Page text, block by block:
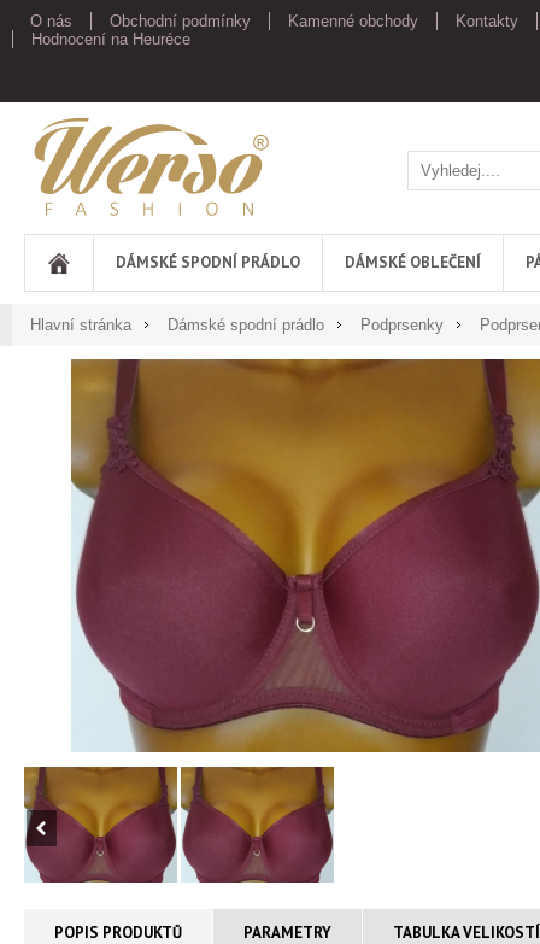
O nás Obchodní podmínky Kamenné obchody
Kontakty
Hodnocení na Heuréce
Werso
DÁMSKÉ SPODNÍ PRÁDLO DÁMSKÉ OBLEČENÍ
Hlavní stránka Dámské spodní prádlo Podprsenky
POPIS PRODUKTŮ PARAMETRY TABULKA